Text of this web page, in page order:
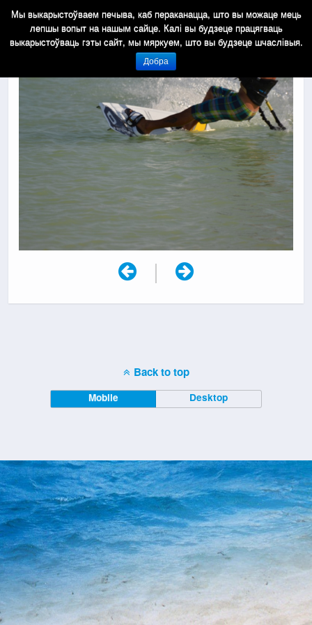
|
Мы выкарыстоўваем печыва, каб пераканацца, што вы можаце мець
лепшы вопыт на нашым сайце. Калі вы будзеце працягваць
выкарыстоўваць гэты сайт, мы мяркуем, што вы будзеце шчаслівыя.
Добра
Back to top
Mobile Desktop